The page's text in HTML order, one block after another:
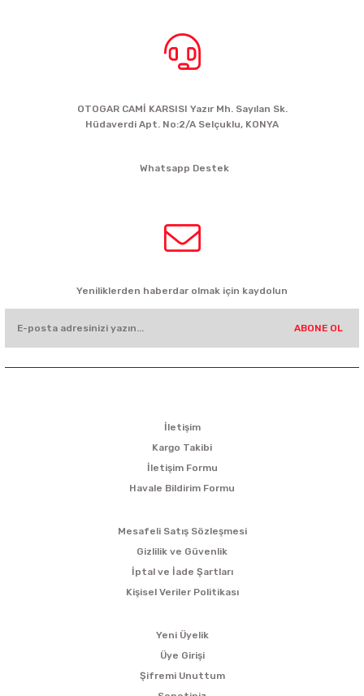
OTOGAR CAMİ KARSISI Yazır Mh. Sayılan Sk.
Hüdaverdi Apt. No:2/A Selçuklu, KONYA
Whatsapp Destek
Yeniliklerden haberdar olmak için kaydolun
ABONE OL
İletişim
Kargo Takibi
İletişim Formu
Havale Bildirim Formu
Mesafeli Satış Sözleşmesi
Gizlilik ve Güvenlik
İptal ve İade Şartları
Kişisel Veriler Politikası
Yeni Üyelik
Üye Girişi
Şifremi Unuttum